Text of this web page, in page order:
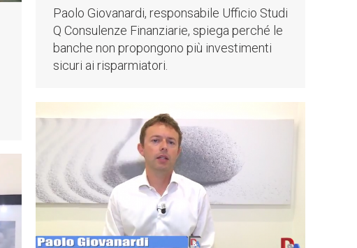
Paolo Giovanardi, responsabile Ufficio Studi
Q Consulenze Finanziarie, spiega perché le
banche non propongono più investimenti
sicuri ai risparmiatori.